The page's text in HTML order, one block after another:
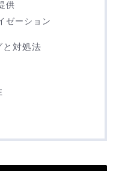
供
ゼーション
と対処法